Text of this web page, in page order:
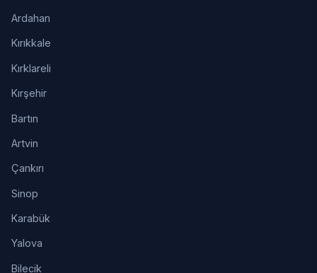
Ardahan
Kırıkkale
Kırklareli
Kırşehir
Bartın
Artvin
Çankırı
Sinop
Karabük
Yalova
Bilecik